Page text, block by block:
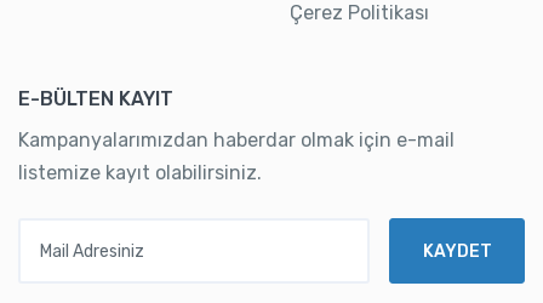
Çerez Politikası
E-BÜLTEN KAYIT
Kampanyalarımızdan haberdar olmak için e-mail
listemize kayıt olabilirsiniz.
KAYDET